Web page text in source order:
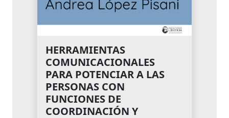
HERRAMIENTAS
COMUNICACIONALES
PARA POTENCIAR A LAS
PERSONAS CON
FUNCIONES DE
COORDINACIÓN Y